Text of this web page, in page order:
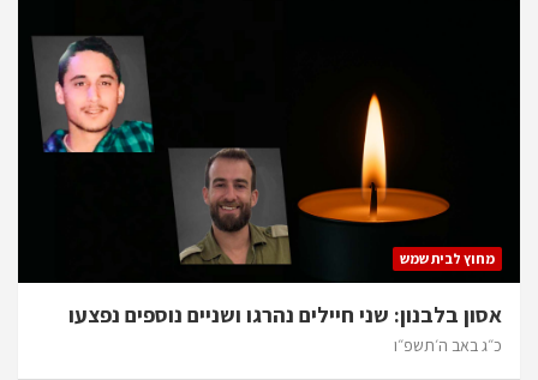
מחוץ לבית שמש
אסון בלבנון: שני חיילים נהרגו ושניים נוספים נפצעו
כ״ג באב ה׳תשפ״ו